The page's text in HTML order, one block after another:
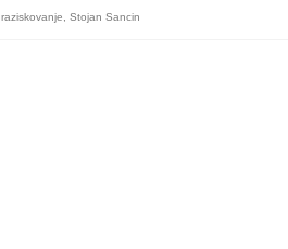
raziskovanje Stojan Sancin